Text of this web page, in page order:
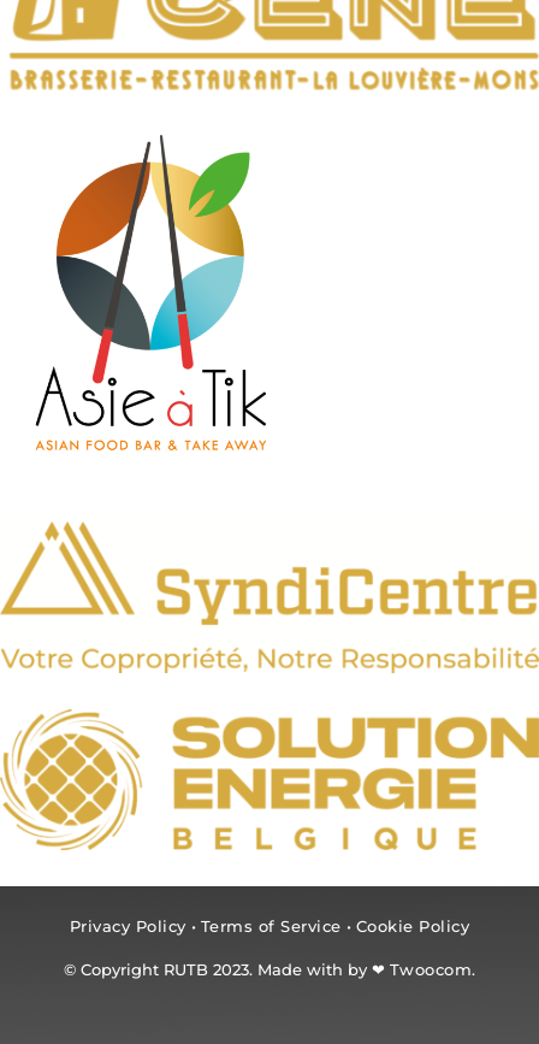
Privacy Policy • Terms of Service • Cookie Policy
© Copyright RUTB 2023. Made with by ❤ Twoocom.